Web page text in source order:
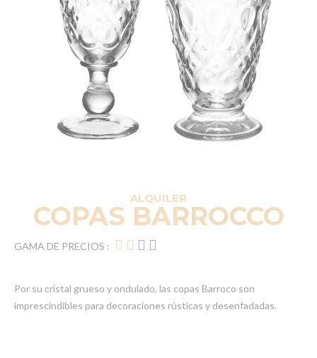
ALQUILER
COPAS BARROCCO
GAMA DE PRECIOS :
Por su cristal grueso y ondulado, las copas Barroco son
imprescindibles para decoraciones rústicas y desenfadadas.